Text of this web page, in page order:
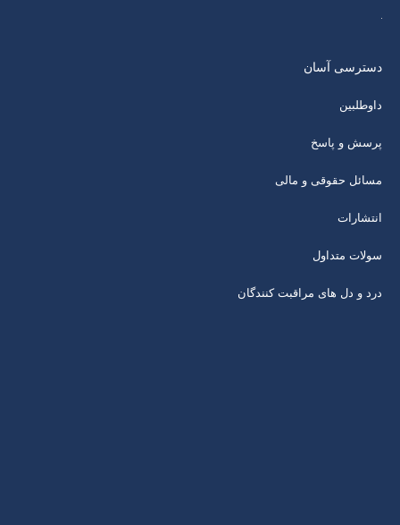
دسترسی آسان
داوطلبین
پرسش و پاسخ
مسائل حقوقی و مالی
انتشارات
سولات متداول
درد و دل های مراقبت کنندگان